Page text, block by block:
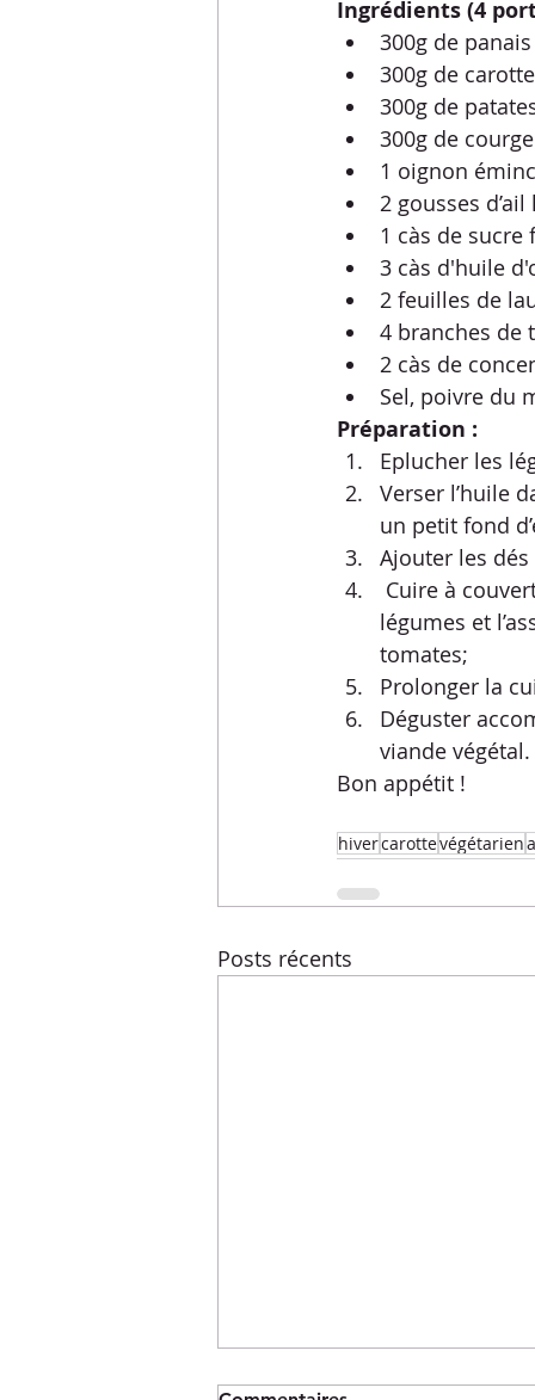
Ingrédients (4
300g de
300g de
300g de
300g de
1 oignon
2 gousses d’ail
1 càs de sucre
3 càs d'huile
2 feuilles de
4 branches de
2 càs de
Sel, poivre du
Préparation :
Eplucher les
Verser l’huile
un petit fond
Ajouter les
légumes et
tomates;
Prolonger la
Déguster
viande végétal.
Bon appétit !
hivercarottevégétarien
Posts récents